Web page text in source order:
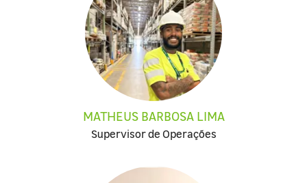
MATHEUS BARBOSA LIMA
Supervisor de Operações